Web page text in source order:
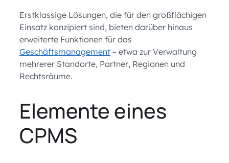
Erstklassige Lösungen, die für den großflächigen
Einsatz konzipiert sind, bieten darüber hinaus
erweiterte Funktionen für das
Geschäftsmanagement – etwa zur Verwaltung
mehrerer Standorte, Partner, Regionen und
Rechtsräume.
Elemente eines
CPMS